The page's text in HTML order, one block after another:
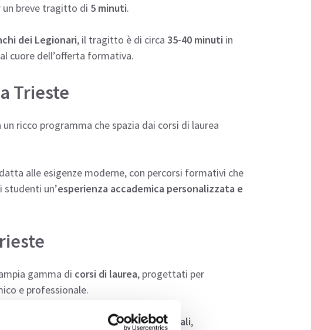
un breve tragitto di 5 minuti.
dei Legionari, il tragitto è di circa 35-40 minuti in
cuore dell’offerta formativa.
Trieste
ricco programma che spazia dai corsi di laurea
alle esigenze moderne, con percorsi formativi che
un’esperienza accademica personalizzata e
gamma di corsi di laurea, progettati per
e professionale.
scienze economichea quellesociali,